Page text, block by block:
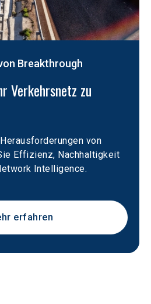
Breakthrough
Verkehrsnetz zu
von
Effizienz, Nachhaltigkeit
Intelligence.
erfahren